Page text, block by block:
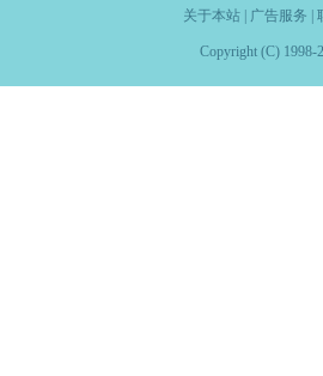
关于本站| 广告服务
Copyright (C) 1998-